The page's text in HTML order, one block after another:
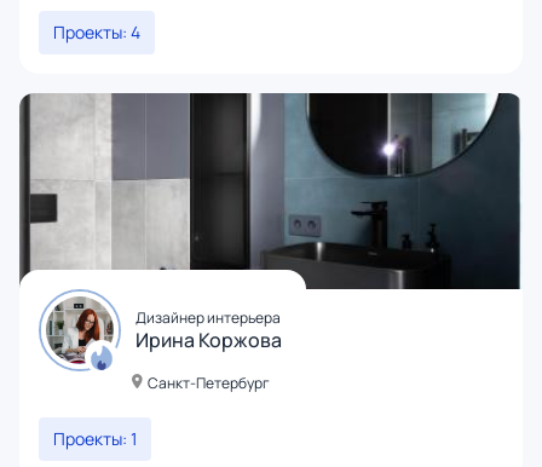
Проекты: 4
Дизайнер интерьера
Ирина Коржова
Санкт-Петербург
Проекты: 1